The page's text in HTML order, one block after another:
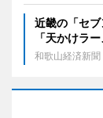
近畿の「セ
「天かけラ
和歌山経済新聞